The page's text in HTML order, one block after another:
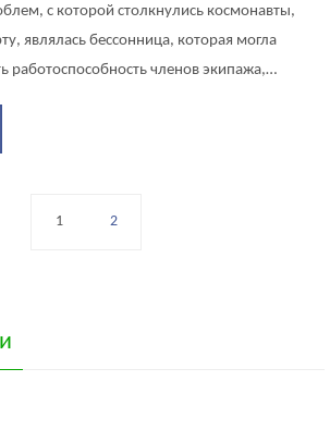
с которой столкнулись космонавты,
являлась бессонница, которая могла
работоспособность членов экипажа,…
1 2